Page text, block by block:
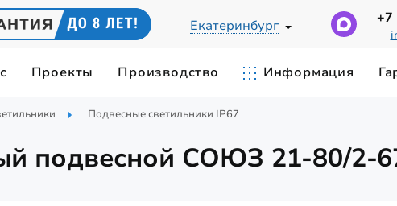
Екатеринбург +7
Светильники для цеха
Проекты Производство Информация
СВЕТА ЦВЕТОВАЯ ТЕМПЕРАТУРА
Подвесные светильники IP67
подвесной СОЮЗ 21-80/2-